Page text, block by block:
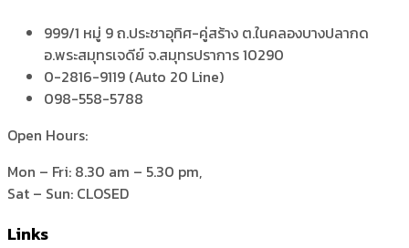
999/1 หมู่ 9 ถ.ประชาอุทิศ-คู่สร้าง ต.ในคลองบางปลากด
อ.พระสมุทรเจดีย์ จ.สมุทรปราการ 10290
0-2816-9119 (Auto 20 Line)
098-558-5788
Open Hours:
Mon – Fri: 8.30 am – 5.30 pm,
Sat – Sun: CLOSED
Links